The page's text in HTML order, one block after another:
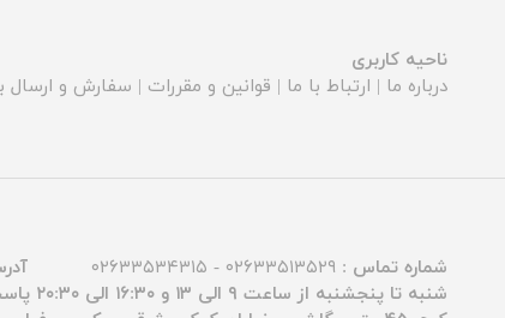
ناحیه کاربری
درباره ما | ارتباط با ما | قوانین و مقررات | سفارش و ارسال
شماره تماس : ۰۲۶۳۳۵۱۳۵۲۹ - ۰۲۶۳۳۵۳۴۳۱۵
شنبه تا پنجشنبه از ساعت ۹ الی ۱۳ و ۱۶:۳۰ الی ۲۰:۳۰ پاسخگوی شما عزیزان هستیم.